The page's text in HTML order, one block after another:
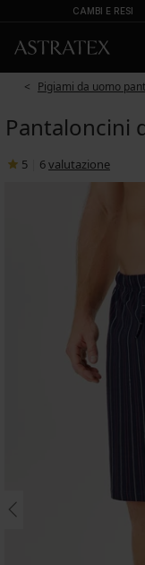
CAMBI E RESI
Pigiami da uomo
Pantaloncini
5 6valutazione